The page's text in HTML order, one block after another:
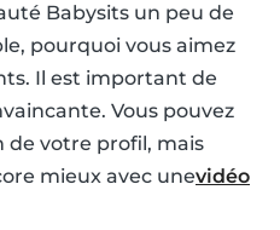
Babysits un peu de
pourquoi vous aimez
Il est important de
Vous pouvez
de votre profil, mais
mieux avec unevidéo